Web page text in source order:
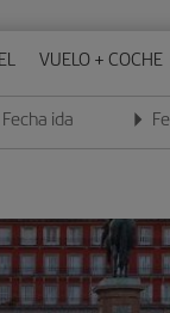
VUELO + COCHE
Fecha ida
la fecha en